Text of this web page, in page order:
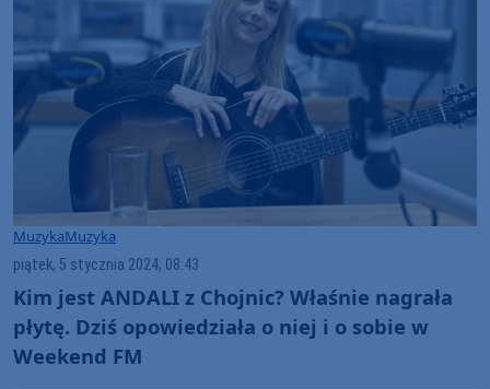
MuzykaMuzyka
piątek, 5 stycznia 2024, 08:43
Kim jest ANDALI z Chojnic? Właśnie nagrała
płytę. Dziś opowiedziała o niej i o sobie w
Weekend FM